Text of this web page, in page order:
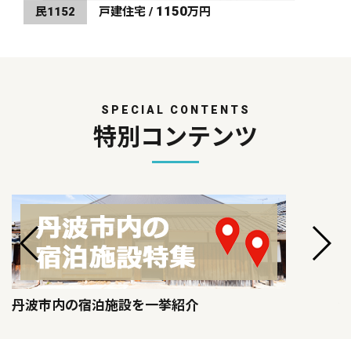
民1152 戸建住宅 / 1150万円
SPECIAL CONTENTS
特別コンテンツ
丹波市内の宿泊施設を一挙紹介